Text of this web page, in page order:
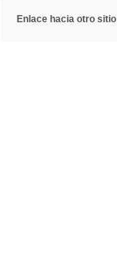
Enlace hacia otro sitio